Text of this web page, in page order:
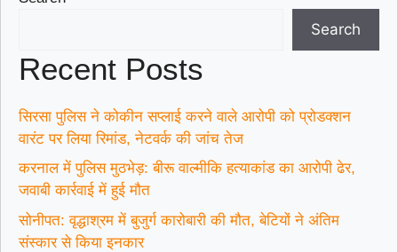
Search
Recent Posts
सिरसा पुलिस ने कोकीन सप्लाई करने वाले आरोपी को प्रोडक्शन
वारंट पर लिया रिमांड, नेटवर्क की जांच तेज
करनाल में पुलिस मुठभेड़: बीरू वाल्मीकि हत्याकांड का आरोपी ढेर,
जवाबी कार्रवाई में हुई मौत
सोनीपत: वृद्धाश्रम में बुजुर्ग कारोबारी की मौत, बेटियों ने अंतिम
संस्कार से किया इनकार